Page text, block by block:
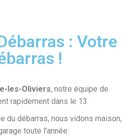
: Votre
!
les-Oliviers, notre équipe de
rapidement dans le 13.
du débarras, nous vidons maison,
toute l’année.